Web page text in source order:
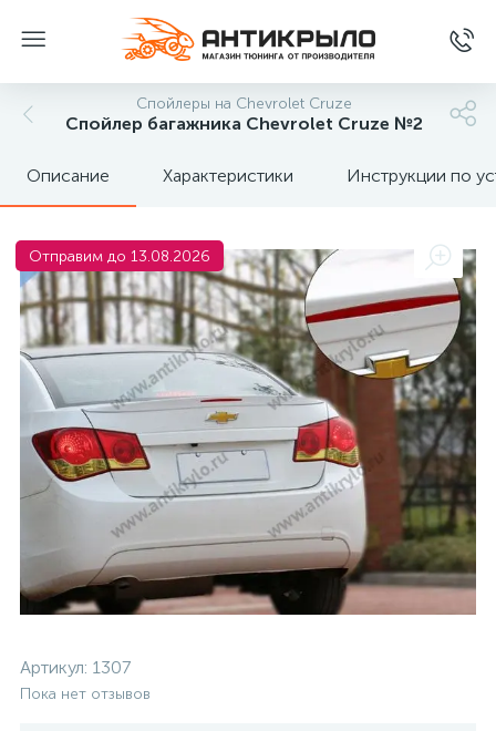
Спойлеры на Chevrolet Cruze
Спойлер багажника Chevrolet Cruze №2
Описание Характеристики Инструкции по
Отправим до 13.08.2026
Артикул: 1307
Пока нет отзывов